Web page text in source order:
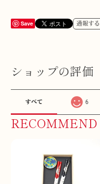
Save 通報する
ショップの評価
すべて 6
RECOMMEND